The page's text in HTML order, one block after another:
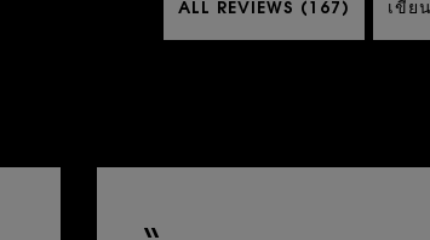
ALL REVIEWS (167) เขีย